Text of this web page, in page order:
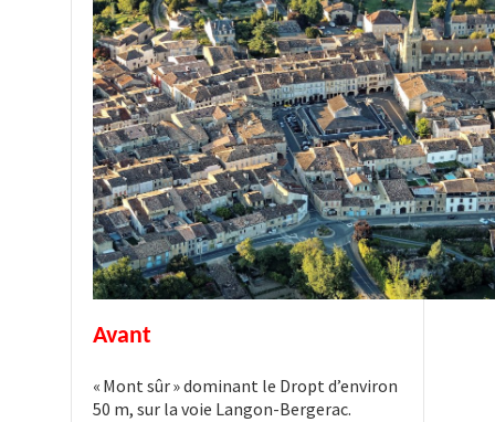
Avant
« Mont sûr » dominant le Dropt d’environ
50 m, sur la voie Langon-Bergerac.